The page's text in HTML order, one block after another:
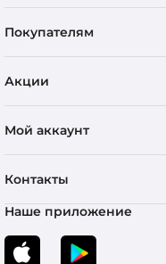
Покупателям
Акции
Мой аккаунт
Контакты
Наше приложение